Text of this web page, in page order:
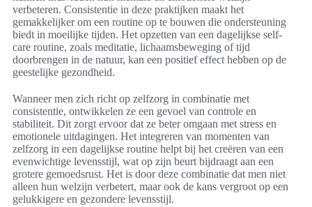
verbeteren. Consistentie in deze praktijken maakt het
gemakkelijker om een routine op te bouwen die ondersteuning
biedt in moeilijke tijden. Het opzetten van een dagelijkse self-
care routine, zoals meditatie, lichaamsbeweging of tijd
doorbrengen in de natuur, kan een positief effect hebben op de
geestelijke gezondheid.
Wanneer men zich richt op zelfzorg in combinatie met
consistentie, ontwikkelen ze een gevoel van controle en
stabiliteit. Dit zorgt ervoor dat ze beter omgaan met stress en
emotionele uitdagingen. Het integreren van momenten van
zelfzorg in een dagelijkse routine helpt bij het creëren van een
evenwichtige levensstijl, wat op zijn beurt bijdraagt aan een
grotere gemoedsrust. Het is door deze combinatie dat men niet
alleen hun welzijn verbetert, maar ook de kans vergroot op een
gelukkigere en gezondere levensstijl.